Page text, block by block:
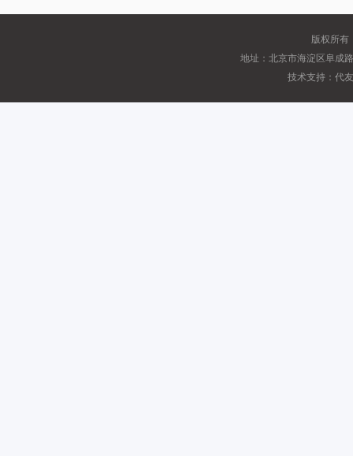
版权所有
地址：北京市海淀区阜成
技术支持：代